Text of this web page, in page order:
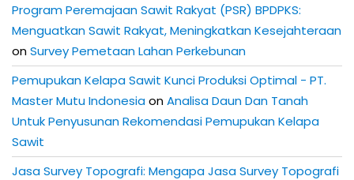
Program Peremajaan Sawit Rakyat (PSR) BPDPKS:
Menguatkan Sawit Rakyat, Meningkatkan Kesejahteraan
onSurvey Pemetaan Lahan Perkebunan
Pemupukan Kelapa Sawit Kunci Produksi Optimal - PT.
Master Mutu IndonesiaonAnalisa Daun Dan Tanah
Untuk Penyusunan Rekomendasi Pemupukan Kelapa
Sawit
Jasa Survey Topografi: Mengapa Jasa Survey Topografi